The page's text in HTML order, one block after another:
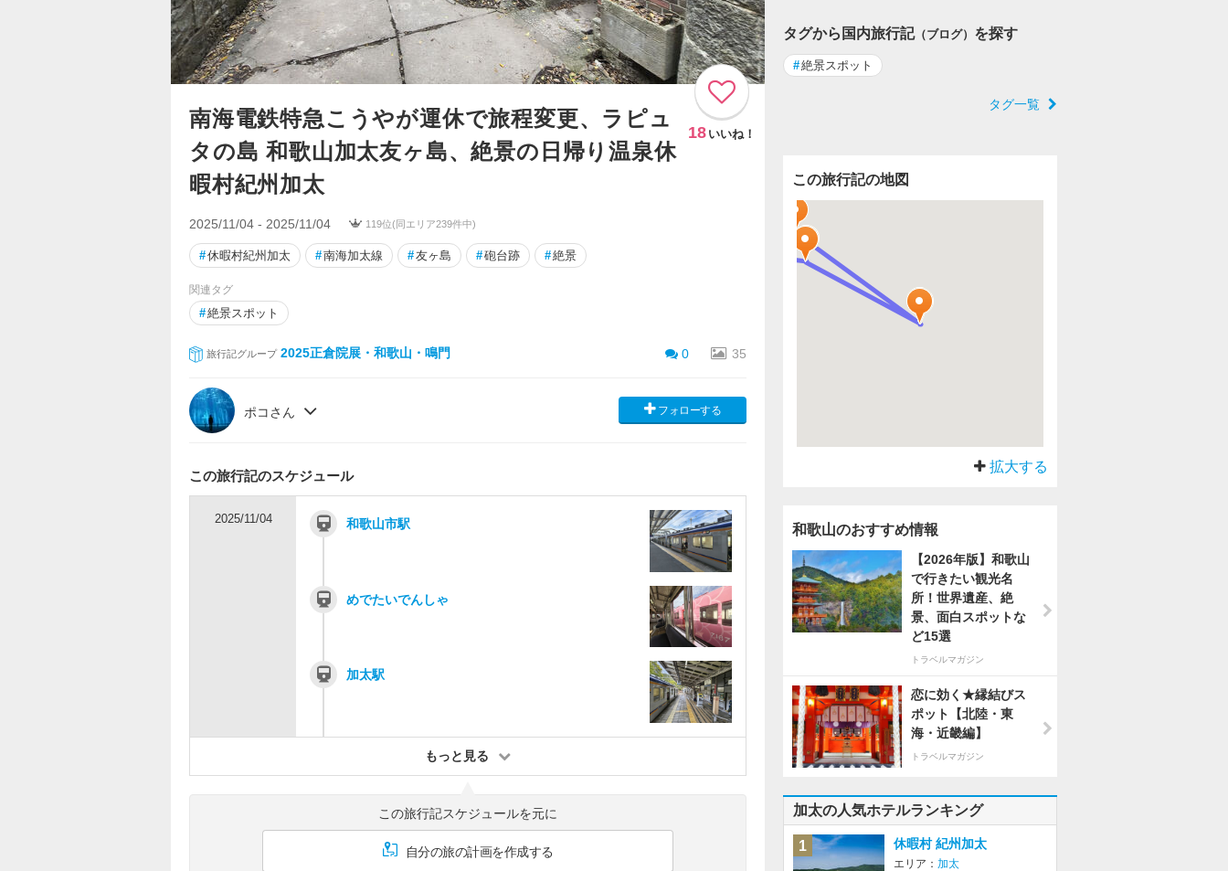
南海電鉄特急こうやが運休で旅程変更、ラピュ
タの島 和歌山加太友ヶ島、絶景の日帰り温泉休
暇村紀州加太
18 いいね！
2025/11/04 - 2025/11/04 119位(同エリア239件中)
#休暇村紀州加太 #南海加太線 #友ヶ島 #砲台跡 #絶景
関連タグ
#絶景スポット
旅行記グループ 2025正倉院展・和歌山・鳴門 0 35
ポコさん フォローする
この旅行記のスケジュール
2025/11/04 和歌山市駅
めでたいでんしゃ
加太駅
もっと見る
この旅行記スケジュールを元に
自分の旅の計画を作成する
タグから国内旅行記（ブログ） を探す
#絶景スポット
タグ一覧
この旅行記の地図
拡大する
和歌山のおすすめ情報
【2026年版】和歌山
で行きたい観光名
所！世界遺産、絶
景、面白スポットな
ど15選
トラベルマガジン
恋に効く★縁結びス
ポット【北陸・東
海・近畿編】
トラベルマガジン
加太の人気ホテルランキング
1 休暇村 紀州加太
エリア： 加太